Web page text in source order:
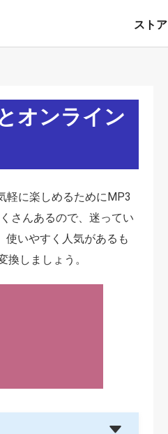
ストア
オンライン
軽に楽しめるためにMP3
さんあるので、迷ってい
使いやすく人気があるも
しましょう。